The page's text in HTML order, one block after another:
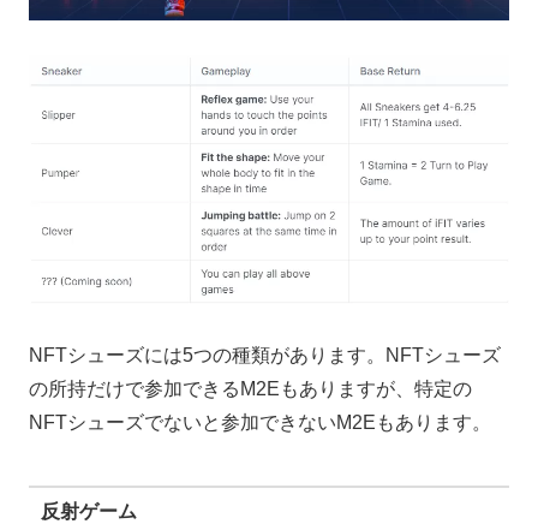
NFTシューズには5つの種類があります。NFTシューズ
の所持だけで参加できるM2Eもありますが、特定の
NFTシューズでないと参加できないM2Eもあります。
反射ゲーム